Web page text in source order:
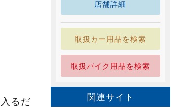
入るだ
店舗詳細
取扱カー用品を検索
取扱バイク用品を検索
関連サイト